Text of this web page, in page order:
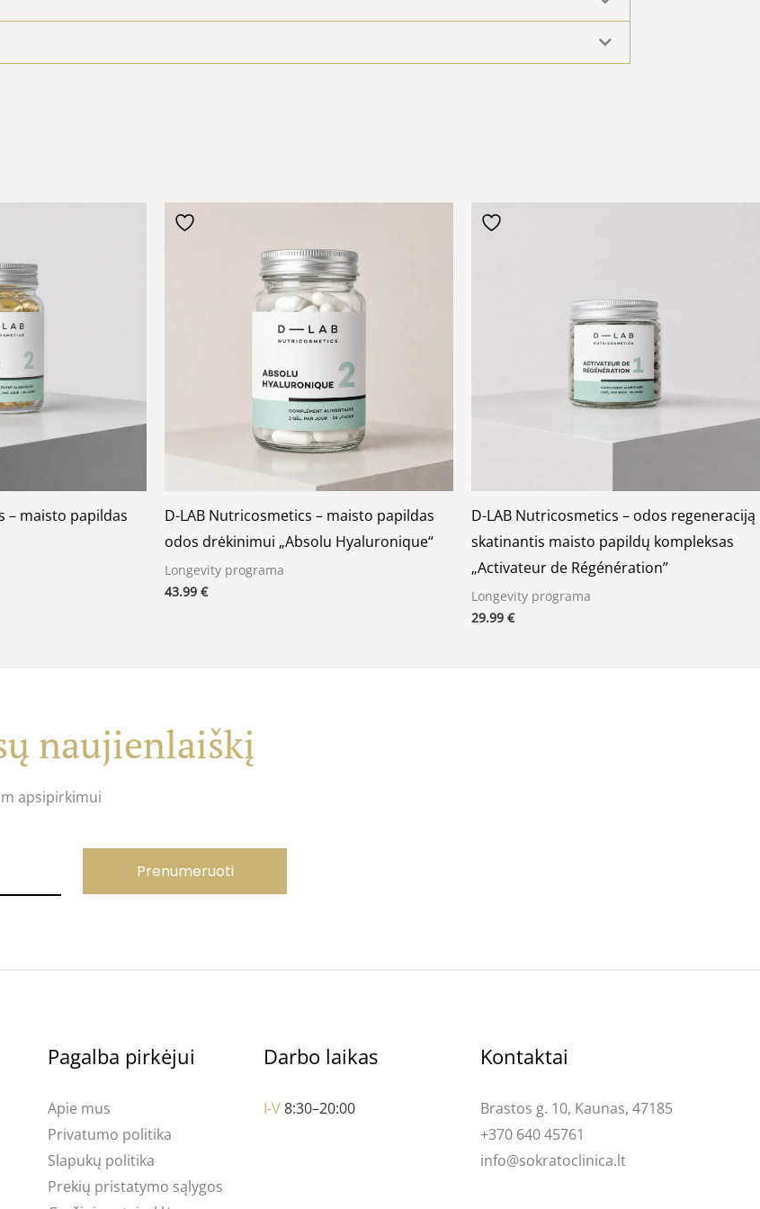
– maisto papildas
D-LAB Nutricosmetics – maisto papildas
odos drėkinimui „Absolu Hyaluronique“
Longevity programa
43.99 €
D-LAB Nutricosmetics – odos regeneraciją
skatinantis maisto papildų kompleksas
„Activateur de Régénération”
Longevity programa
29.99 €
naujienlaiškį
apsipirkimui
Prenumeruoti
Pagalba pirkėjui
Apie mus
Privatumo politika
Slapukų politika
Prekių pristatymo sąlygos
Darbo laikas
I-V8:30–20:00
Kontaktai
Brastos g. 10, Kaunas, 47185
+370 640 45761
info@sokratoclinica.lt